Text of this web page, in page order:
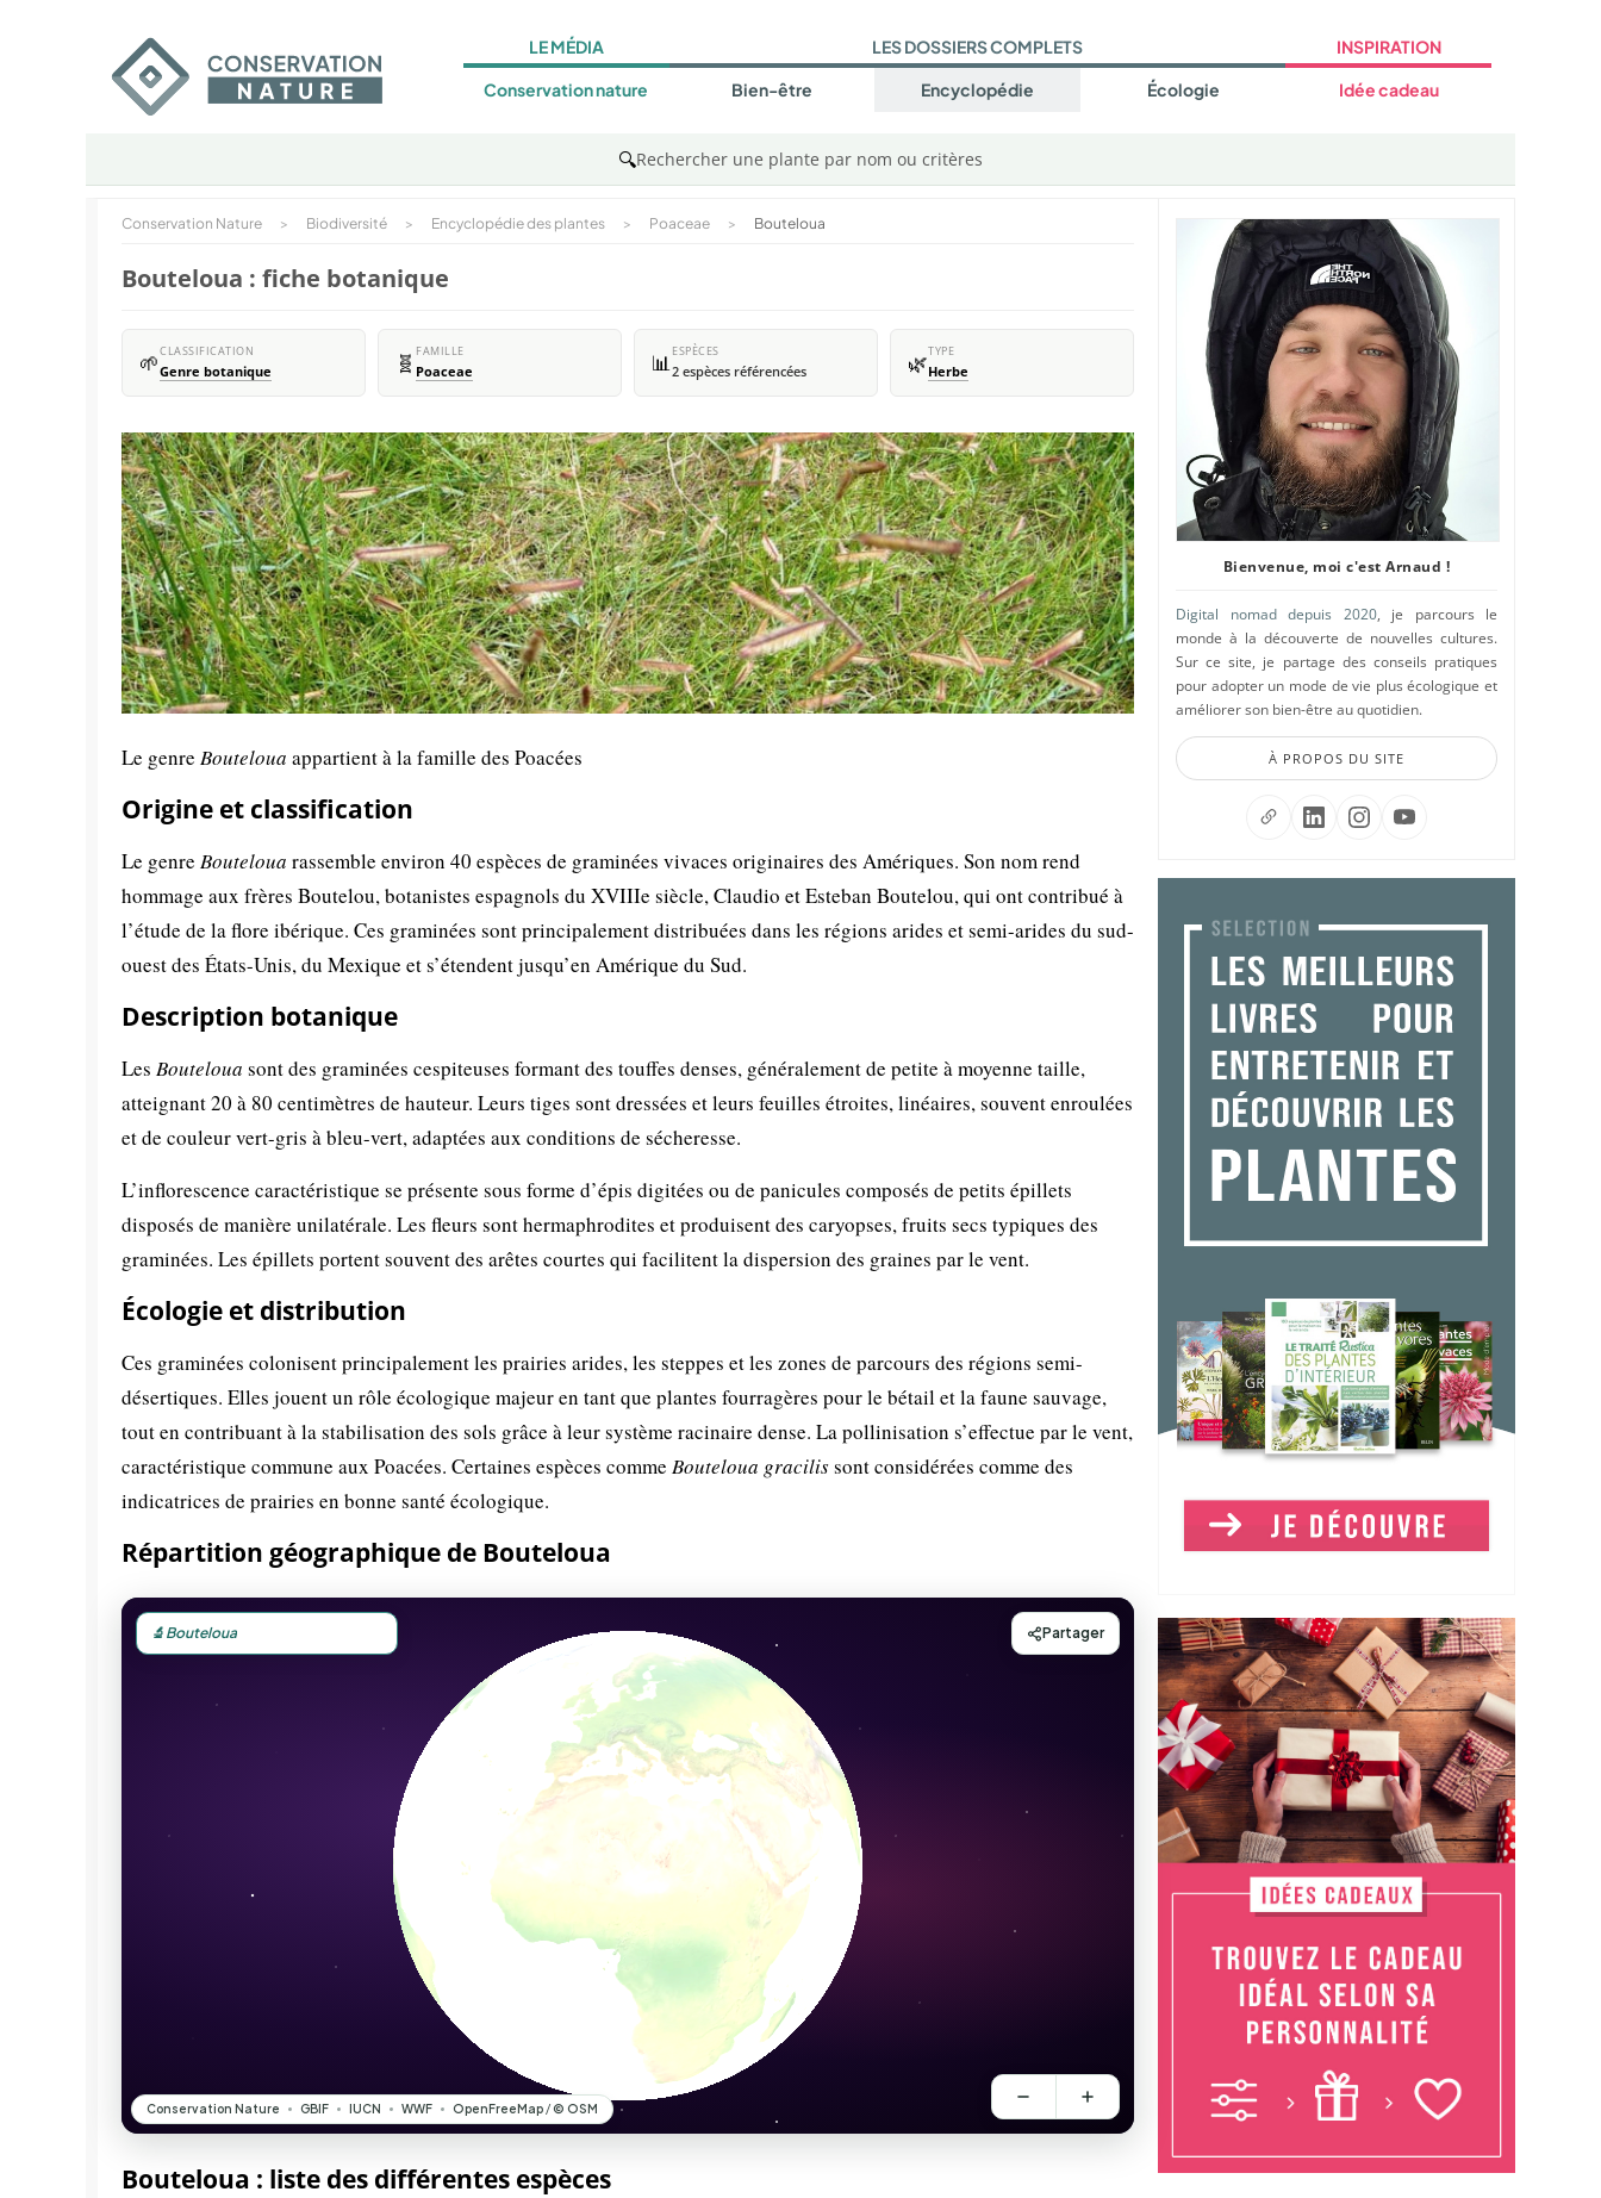
LE MÉDIA
Conservation nature
LES DOSSIERS COMPLETS
Bien-être Encyclopédie Écologie
INSPIRATION
Idée cadeau
🔍Rechercher une plante par nom ou critères
Conservation Nature > Biodiversité > Encyclopédie des plantes > Poaceae > Bouteloua
Bouteloua : fiche botanique
🌱CLASSIFICATION
Genre botanique 🧬 FAMILLE
Poaceae 📊 ESPÈCES
2 espèces référencées 🌿TYPE
Herbe
Le genre Bouteloua appartient à la famille des Poacées
Origine et classification
Le genre Bouteloua rassemble environ 40 espèces de graminées vivaces originaires des Amériques. Son nom rend
hommage aux frères Boutelou, botanistes espagnols du XVIIIe siècle, Claudio et Esteban Boutelou, qui ont contribué à
l’étude de la flore ibérique. Ces graminées sont principalement distribuées dans les régions arides et semi-arides du sud-
ouest des États-Unis, du Mexique et s’étendent jusqu’en Amérique du Sud.
Description botanique
Les Bouteloua sont des graminées cespiteuses formant des touffes denses, généralement de petite à moyenne taille,
atteignant 20 à 80 centimètres de hauteur. Leurs tiges sont dressées et leurs feuilles étroites, linéaires, souvent enroulées
et de couleur vert-gris à bleu-vert, adaptées aux conditions de sécheresse.
L’inflorescence caractéristique se présente sous forme d’épis digitées ou de panicules composés de petits épillets
disposés de manière unilatérale. Les fleurs sont hermaphrodites et produisent des caryopses, fruits secs typiques des
graminées. Les épillets portent souvent des arêtes courtes qui facilitent la dispersion des graines par le vent.
Écologie et distribution
Ces graminées colonisent principalement les prairies arides, les steppes et les zones de parcours des régions semi-
désertiques. Elles jouent un rôle écologique majeur en tant que plantes fourragères pour le bétail et la faune sauvage,
tout en contribuant à la stabilisation des sols grâce à leur système racinaire dense. La pollinisation s’effectue par le vent,
caractéristique commune aux Poacées. Certaines espèces comme Bouteloua gracilissont considérées comme des
indicatrices de prairies en bonne santé écologique.
Répartition géographique de Bouteloua
Bouteloua : liste des différentes espèces
Bienvenue, moi c'est Arnaud !
Digital nomad depuis 2020, je parcours le
monde à la découverte de nouvelles cultures.
Sur ce site, je partage des conseils pratiques
pour adopter un mode de vie plus écologique et
améliorer son bien-être au quotidien.
À PROPOS DU SITE